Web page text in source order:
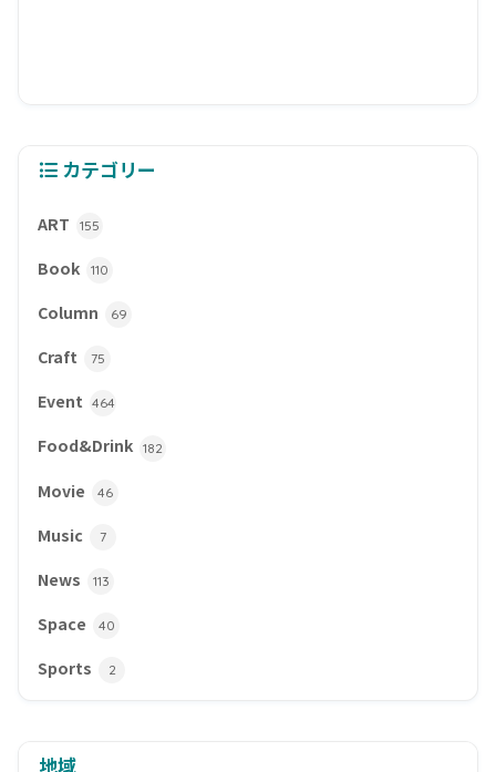
カテゴリー
ART 155
Book 110
Column 69
Craft 75
Event 464
Food&Drink 182
Movie 46
Music 7
News 113
Space 40
Sports 2
地域